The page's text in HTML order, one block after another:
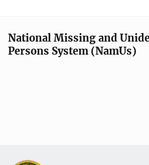
National Missing and
Persons System (NamUs)